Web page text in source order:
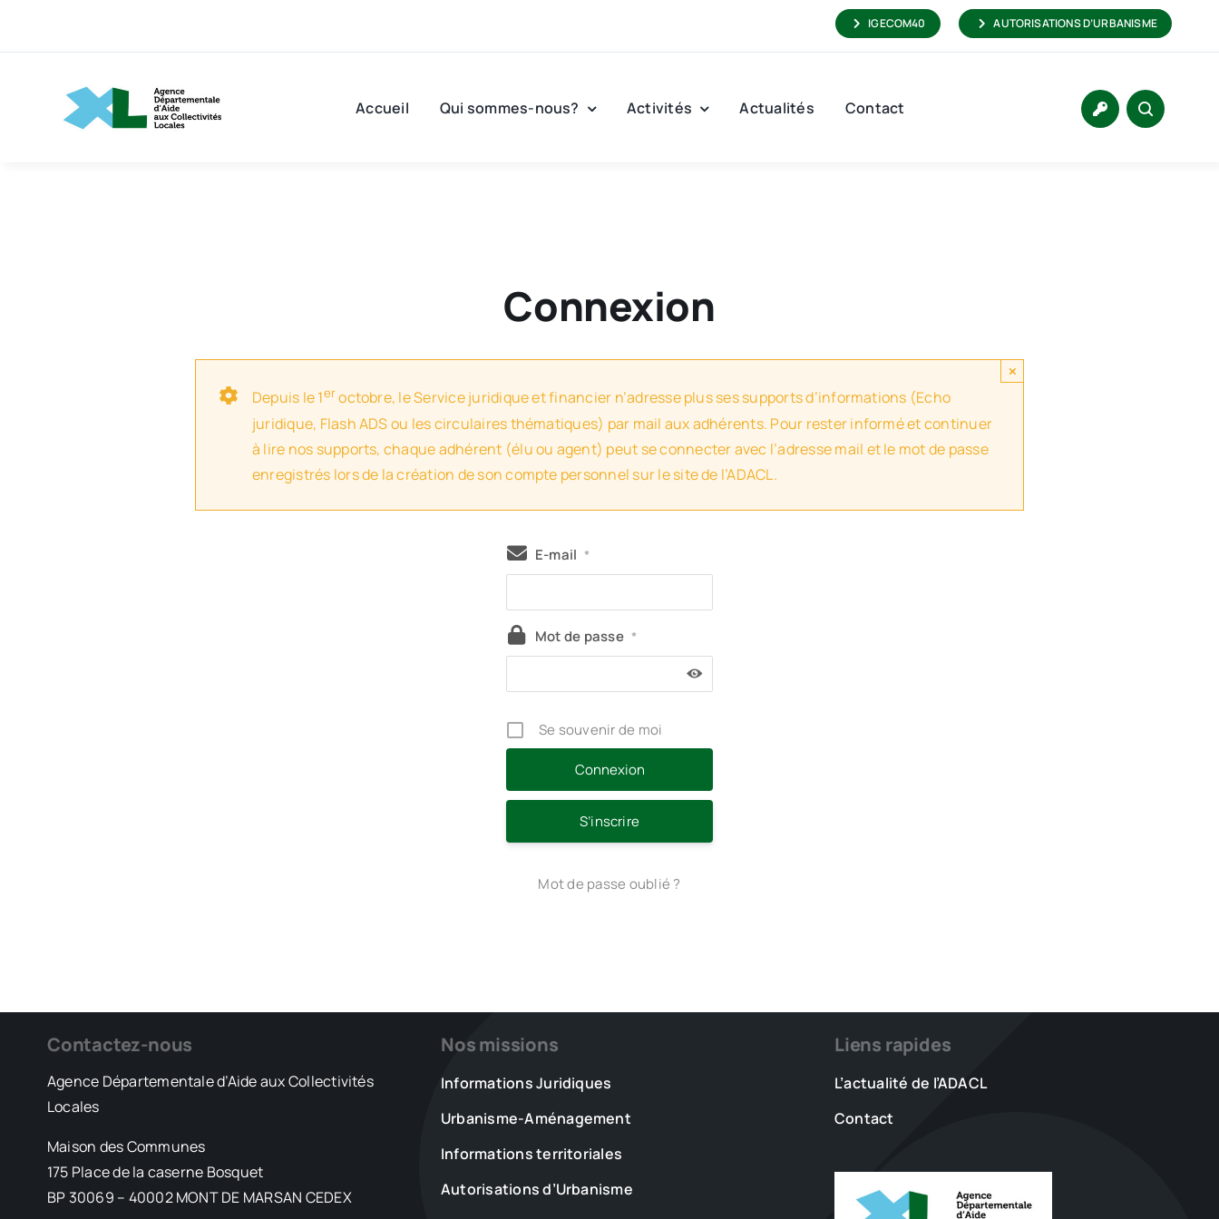
IGECOM40 AUTORISATIONS D’URBANISME
Accueil Qui sommes-nous? Activités Actualités Contact
Connexion
Depuis le 1eroctobre, le Service juridique et financier n’adresse plus ses supports d’informations (Echo
juridique, Flash ADS ou les circulaires thématiques) par mail aux adhérents. Pour rester informé et continuer
à lire nos supports, chaque adhérent (élu ou agent) peut se connecter avec l’adresse mail et le mot de passe
enregistrés lors de la création de son compte personnel sur le site de l’ADACL.
×
E-mail *
Mot de passe *
Se souvenir de moi
S’inscrire
Mot de passe oublié ?
Contactez-nous
Agence Départementale d’Aide aux Collectivités
Locales
Maison des Communes
175 Place de la caserne Bosquet
BP 30069 – 40002 MONT DE MARSAN CEDEX
Nos missions
Informations Juridiques
Urbanisme-Aménagement
Informations territoriales
Autorisations d’Urbanisme
Liens rapides
L’actualité de l’ADACL
Contact